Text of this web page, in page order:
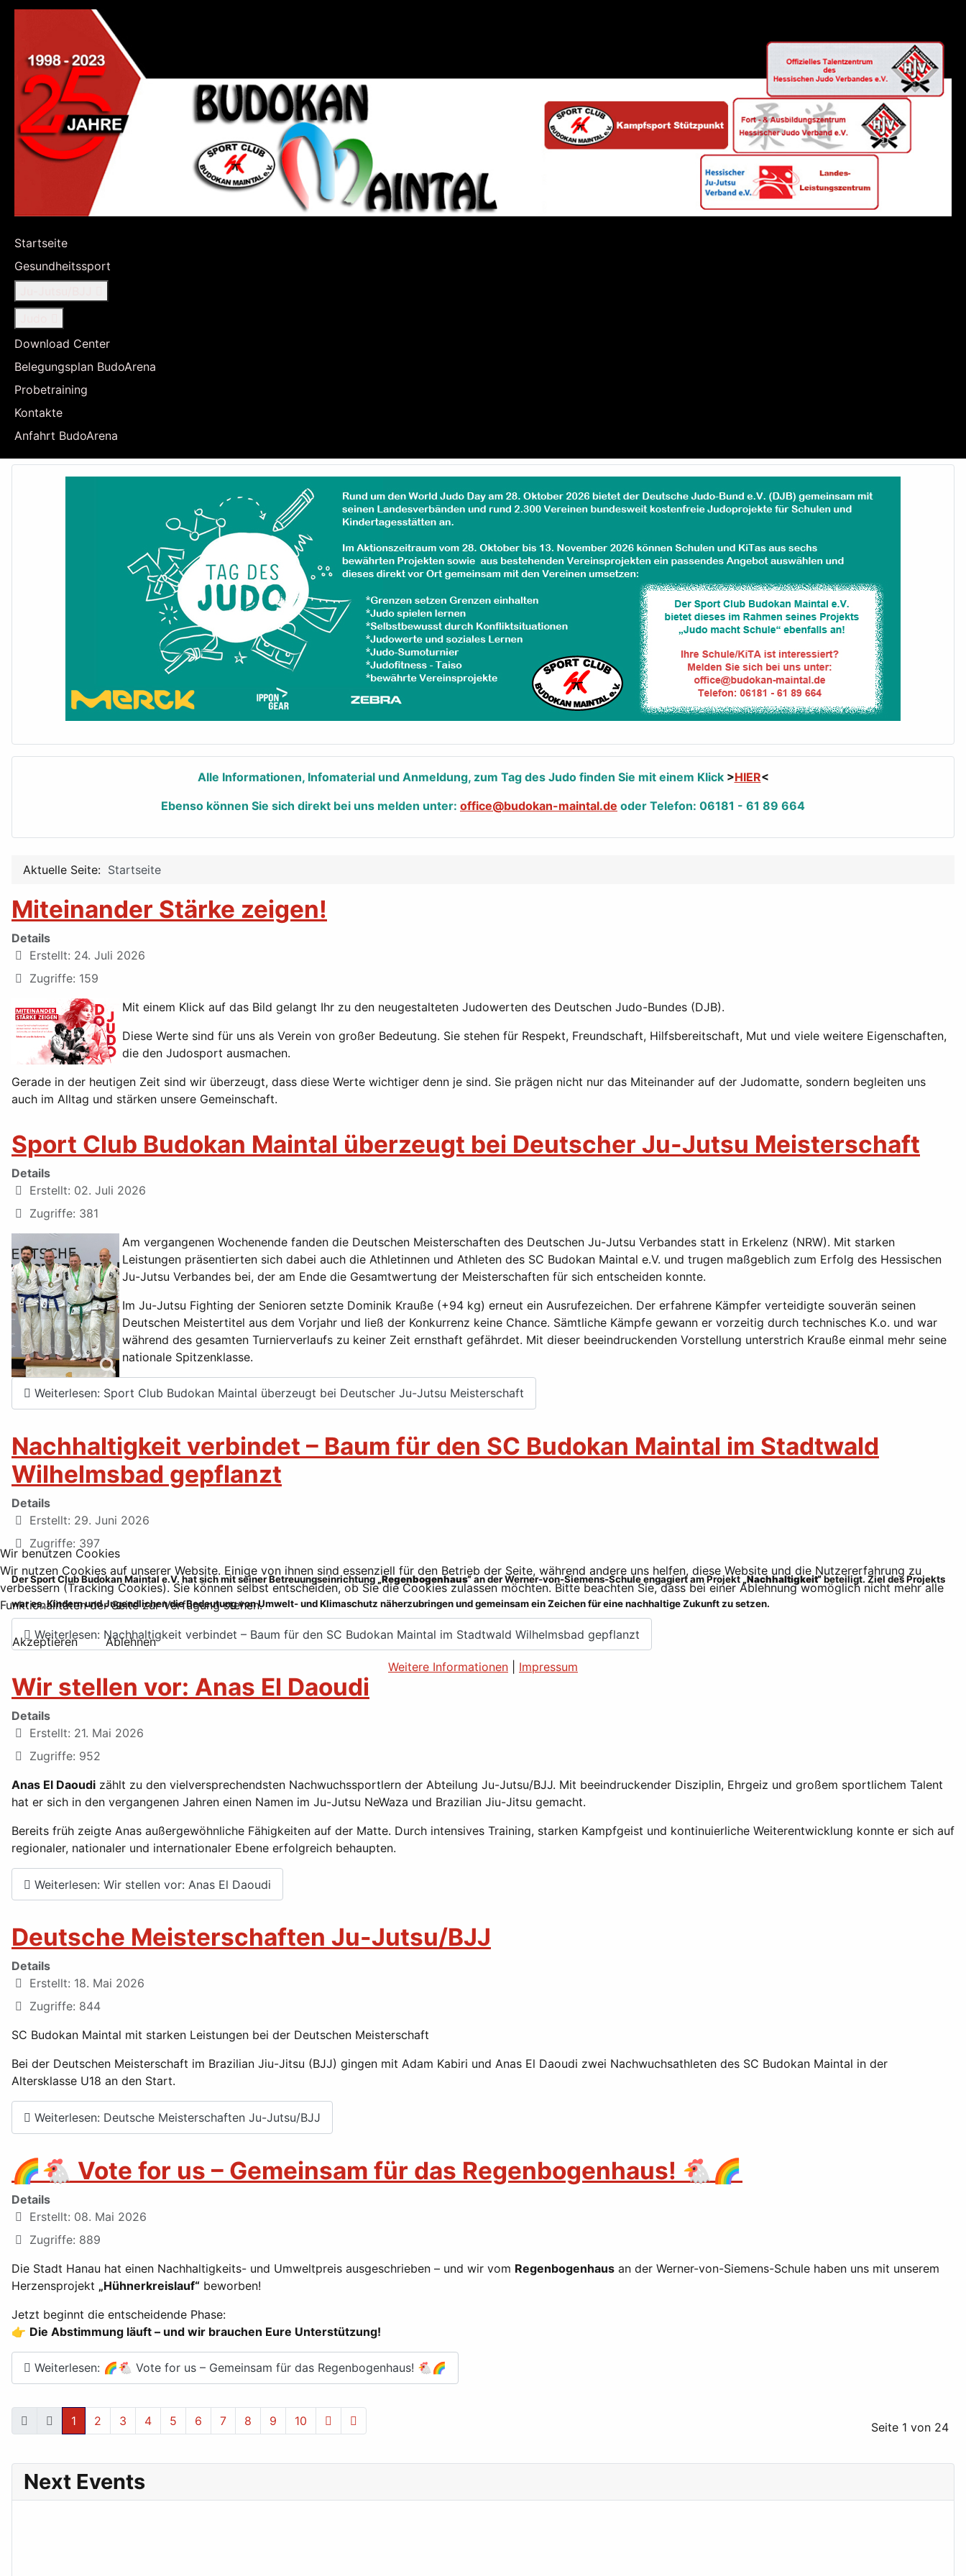
Startseite
Gesundheitssport
Download Center
Belegungsplan BudoArena
Probetraining
Kontakte
Anfahrt BudoArena
Alle Informationen, Infomaterial und Anmeldung, zum Tag des Judo finden Sie mit einem Klick>HIER<
Ebenso können Sie sich direkt bei uns melden unter: office@budokan-maintal.de oder Telefon: 06181 - 61 89 664
Aktuelle Seite: Startseite
Miteinander Stärke zeigen!
Details
Erstellt: 24. Juli 2026
Zugriffe: 159
Mit einem Klick auf das Bild gelangt Ihr zu den neugestalteten Judowerten des Deutschen Judo-Bundes (DJB).
Diese Werte sind für uns als Verein von großer Bedeutung. Sie stehen für Respekt, Freundschaft, Hilfsbereitschaft, Mut und viele weitere Eigenschaften,
die den Judosport ausmachen.
Gerade in der heutigen Zeit sind wir überzeugt, dass diese Werte wichtiger denn je sind. Sie prägen nicht nur das Miteinander auf der Judomatte, sondern begleiten uns
auch im Alltag und stärken unsere Gemeinschaft.
Sport Club Budokan Maintal überzeugt bei Deutscher Ju-Jutsu Meisterschaft
Details
Erstellt: 02. Juli 2026
Zugriffe: 381
Am vergangenen Wochenende fanden die Deutschen Meisterschaften des Deutschen Ju-Jutsu Verbandes statt in Erkelenz (NRW). Mit starken
Leistungen präsentierten sich dabei auch die Athletinnen und Athleten des SC Budokan Maintal e.V. und trugen maßgeblich zum Erfolg des Hessischen
Ju-Jutsu Verbandes bei, der am Ende die Gesamtwertung der Meisterschaften für sich entscheiden konnte.
Im Ju-Jutsu Fighting der Senioren setzte Dominik Krauße (+94 kg) erneut ein Ausrufezeichen. Der erfahrene Kämpfer verteidigte souverän seinen
Deutschen Meistertitel aus dem Vorjahr und ließ der Konkurrenz keine Chance. Sämtliche Kämpfe gewann er vorzeitig durch technisches K.o. und war
während des gesamten Turnierverlaufs zu keiner Zeit ernsthaft gefährdet. Mit dieser beeindruckenden Vorstellung unterstrich Krauße einmal mehr seine
nationale Spitzenklasse.
Weiterlesen: Sport Club Budokan Maintal überzeugt bei Deutscher Ju-Jutsu Meisterschaft
Nachhaltigkeit verbindet – Baum für den SC Budokan Maintal im Stadtwald
Wilhelmsbad gepflanzt
Details
Erstellt: 29. Juni 2026
Zugriffe: 397
Der Sport Club Budokan Maintal e.V. hat sich mit seiner Betreuungseinrichtung „Regenbogenhaus“an der Werner-von-Siemens-Schule engagiert am Projekt „Nachhaltigkeit“beteiligt. Ziel des Projekts
war es, Kindern und Jugendlichen die Bedeutung von Umwelt- und Klimaschutz näherzubringen und gemeinsam ein Zeichen für eine nachhaltige Zukunft zu setzen.
Weiterlesen: Nachhaltigkeit verbindet – Baum für den SC Budokan Maintal im Stadtwald Wilhelmsbad gepflanzt
Wir stellen vor: Anas El Daoudi
Details
Erstellt: 21. Mai 2026
Zugriffe: 952
Anas El Daoudi zählt zu den vielversprechendsten Nachwuchssportlern der Abteilung Ju-Jutsu/BJJ. Mit beeindruckender Disziplin, Ehrgeiz und großem sportlichem Talent
hat er sich in den vergangenen Jahren einen Namen im Ju-Jutsu NeWaza und Brazilian Jiu-Jitsu gemacht.
Bereits früh zeigte Anas außergewöhnliche Fähigkeiten auf der Matte. Durch intensives Training, starken Kampfgeist und kontinuierliche Weiterentwicklung konnte er sich auf
regionaler, nationaler und internationaler Ebene erfolgreich behaupten.
Weiterlesen: Wir stellen vor: Anas El Daoudi
Deutsche Meisterschaften Ju-Jutsu/BJJ
Details
Erstellt: 18. Mai 2026
Zugriffe: 844
SC Budokan Maintal mit starken Leistungen bei der Deutschen Meisterschaft
Bei der Deutschen Meisterschaft im Brazilian Jiu-Jitsu (BJJ) gingen mit Adam Kabiri und Anas El Daoudi zwei Nachwuchsathleten des SC Budokan Maintal in der
Altersklasse U18 an den Start.
Weiterlesen: Deutsche Meisterschaften Ju-Jutsu/BJJ
🌈🐔 Vote for us – Gemeinsam für das Regenbogenhaus! 🐔🌈
Details
Erstellt: 08. Mai 2026
Zugriffe: 889
Die Stadt Hanau hat einen Nachhaltigkeits- und Umweltpreis ausgeschrieben – und wir vom Regenbogenhaus an der Werner-von-Siemens-Schule haben uns mit unserem
Herzensprojekt „Hühnerkreislauf“ beworben!
Jetzt beginnt die entscheidende Phase:
👉 Die Abstimmung läuft – und wir brauchen Eure Unterstützung!
Weiterlesen: 🌈🐔 Vote for us – Gemeinsam für das Regenbogenhaus! 🐔🌈
Seite 1 von 24
1 2 3 4 5 6 7 8 9 10
Next Events
Wir benutzen Cookies
Wir nutzen Cookies auf unserer Website. Einige von ihnen sind essenziell für den Betrieb der Seite, während andere uns helfen, diese Website und die Nutzererfahrung zu
verbessern (Tracking Cookies). Sie können selbst entscheiden, ob Sie die Cookies zulassen möchten. Bitte beachten Sie, dass bei einer Ablehnung womöglich nicht mehr alle
Funktionalitäten der Seite zur Verfügung stehen.
Akzeptieren
Ablehnen
Weitere Informationen
Impressum